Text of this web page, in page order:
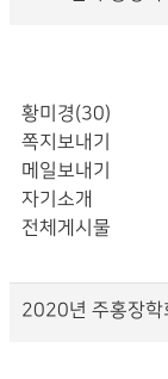
황미경(30)
쪽지보내기
메일보내기
자기소개
전체게시물
2020년 주홍장학